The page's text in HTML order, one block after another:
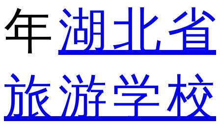
年湖北省
旅游学校